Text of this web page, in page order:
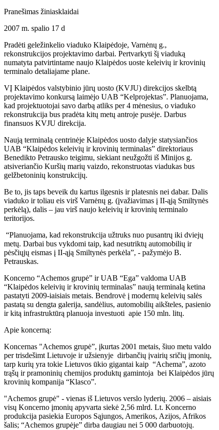
Pranešimas žiniasklaidai
2007 m. spalio 17 d
Pradėti geležinkelio viaduko Klaipėdoje, Varnėnų g.,
rekonstrukcijos projektavimo darbai. Pertvarkyti šį viaduką
numatyta patvirtintame naujo Klaipėdos uoste keleivių ir krovinių
terminalo detaliajame plane.
VĮ Klaipėdos valstybinio jūrų uosto (KVJU) direkcijos skelbtą
projektavimo konkursą laimėjo UAB “Kelprojektas”. Planuojama,
kad projektuotojai savo darbą atliks per 4 mėnesius, o viaduko
rekonstrukcija bus pradėta kitų metų antroje pusėje. Darbus
finansuos KVJU direkcija.
Naują terminalą centrinėje Klaipėdos uosto dalyje statysiančios
UAB “Klaipėdos keleivių ir krovinių terminalas” direktoriaus
Benedikto Petrausko teigimu, siekiant neužgožti iš Minijos g.
atsiveriančio Kuršių marių vaizdo, rekonstruotas viadukas bus
gelžbetoninių konstrukcijų.
Be to, jis taps beveik du kartus ilgesnis ir platesnis nei dabar. Dalis
viaduko ir toliau eis virš Varnėnų g. (įvažiavimas į II-ąją Smiltynės
perkėlą), dalis – jau virš naujo keleivių ir krovinių terminalo
teritorijos.
“Planuojama, kad rekonstrukcija užtruks nuo pusantrų iki dviejų
metų. Darbai bus vykdomi taip, kad nesutriktų automobilių ir
pėsčiųjų eismas į II-ąją Smiltynės perkėla”, - pažymėjo B.
Petrauskas.
Koncerno “Achemos grupė” ir UAB “Ega” valdoma UAB
“Klaipėdos keleivių ir krovinių terminalas” naują terminalą ketina
pastatyti 2009-iaisiais metais. Bendrovė į modernų keleivių salės
pastatą su dengta galerija, sandėlius, automobilių aikšteles, pasienio
ir kitą infrastruktūrą planuoja investuoti apie 150 mln. litų.
Apie koncerną:
Koncernas "Achemos grupė”, įkurtas 2001 metais, šiuo metu valdo
per trisdešimt Lietuvoje ir užsienyje dirbančių įvairių sričių įmonių,
tarp kurių yra tokie Lietuvos ūkio gigantai kaip “Achema”, azoto
trąšų ir pramoninių chemijos produktų gamintoja bei Klaipėdos jūrų
krovinių kompanija “Klasco”.
"Achemos grupė" - vienas iš Lietuvos verslo lyderių. 2006 – aisiais
visų Koncerno įmonių apyvarta siekė 2,56 mlrd. Lt. Koncerno
produkcija pasiekia Europos Sąjungos, Amerikos, Azijos, Afrikos
šalis; “Achemos grupėje” dirba daugiau nei 5 000 darbuotojų.